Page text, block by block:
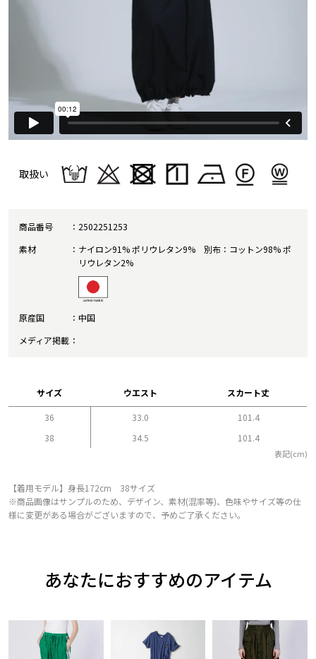
取扱い
商品番号
2502251253
素材
ナイロン91% ポリウレタン9% 別布：コットン98% ポ
リウレタン2%
原産国
中国
メディア掲載
サイズ ウエスト スカート丈
36 33.0
101.4
38
34.5 101.4
表記(cm)
【着用モデル】身長172cm 38サイズ
※商品画像はサンプルのため、デザイン、素材(混率等)、色味やサイズ等の仕
様に変更がある場合がございますので、予めご了承ください。
あなたにおすすめのアイテム